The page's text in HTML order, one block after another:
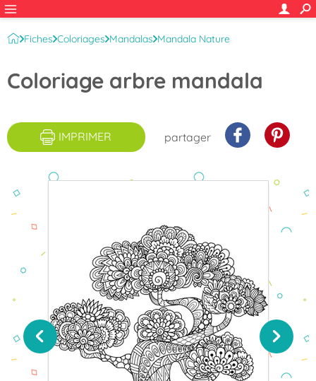
Fiches Coloriages Mandalas Mandala Nature
Coloriage arbre mandala
IMPRIMER partager